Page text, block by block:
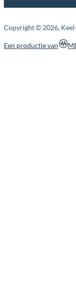
Copyright © 2026,